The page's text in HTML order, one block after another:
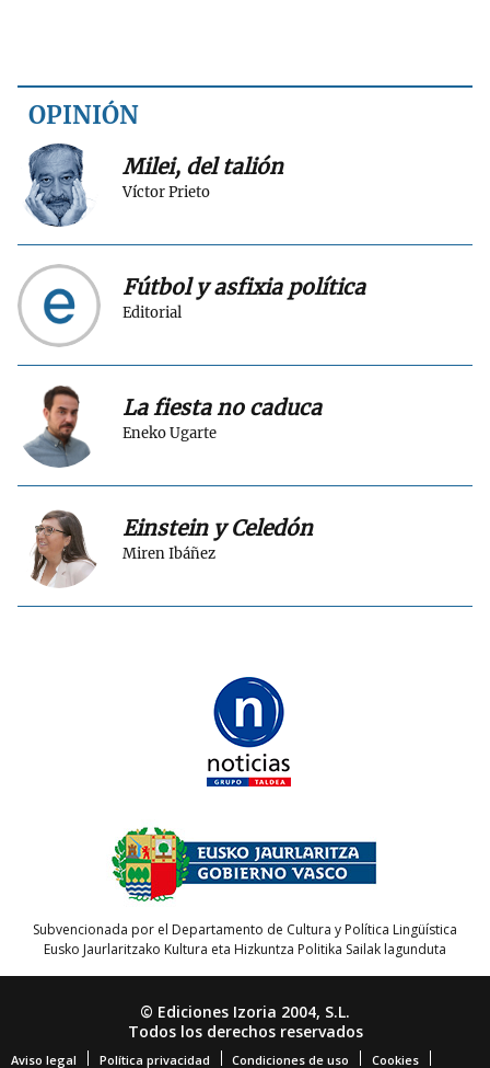
OPINIÓN
Víctor Prieto
Milei, del talión
Editorial
Fútbol y asfixia política
Eneko Ugarte
La fiesta no caduca
Miren Ibáñez
Einstein y Celedón
Subvencionada por el Departamento de Cultura y Política Lingüística
Eusko Jaurlaritzako Kultura eta Hizkuntza Politika Sailak lagunduta
© Ediciones Izoria 2004, S.L.
Todos los derechos reservados
Aviso legal Política privacidad Condiciones de uso Cookies